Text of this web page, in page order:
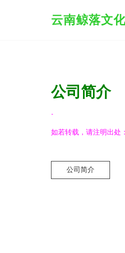
云南鲸落文
公司简介
-
如若转载，请注明出
公司简介